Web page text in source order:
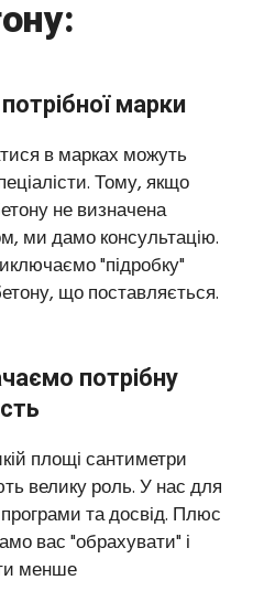
потрібної марки
в марках можуть
Тому, якщо
не визначена
ми дамо консультацію.
"підробку"
що поставляється.
потрібну
площі сантиметри
велику роль. У нас для
та досвід. Плюс
вас "обрахувати" і
менше